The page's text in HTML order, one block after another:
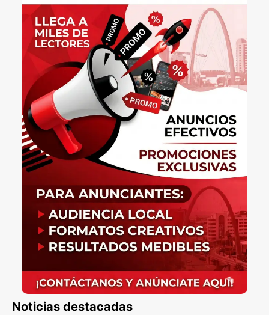
Noticias destacadas